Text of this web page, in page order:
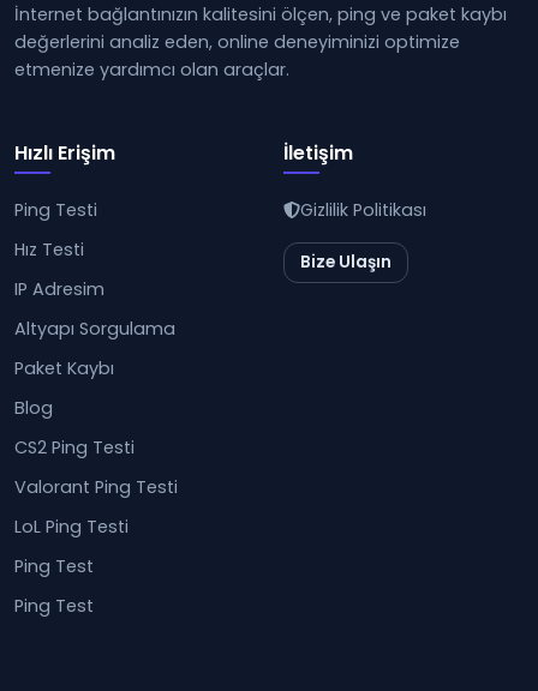
İnternet bağlantınızın kalitesini ölçen, ping ve paket kaybı
değerlerini analiz eden, online deneyiminizi optimize
etmenize yardımcı olan araçlar.
Hızlı Erişim
Ping Testi
Hız Testi
IP Adresim
Altyapı Sorgulama
Paket Kaybı
Blog
CS2 Ping Testi
Valorant Ping Testi
LoL Ping Testi
Ping Test
Ping Test
İletişim
Gizlilik Politikası
Bize Ulaşın